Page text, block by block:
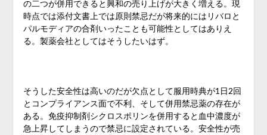
の二つが併用できると興和の売り上げが大きく増える。現
時点では添付文書上では原則禁忌だが将来的にはリバロと
パルモディアの合剤いったことも可能性としてはありえ
る。製薬会社としてはそうしたいはず。
そうした安全性は高いのだが欠点として服用時典が1日2回
とコンプライアンス面で不利、そして併用禁忌薬の存在が
ある。免疫抑制剤シクロスポリンを併用すると血中濃度が
急上昇してしまうので禁忌に設定されている。安全性が売